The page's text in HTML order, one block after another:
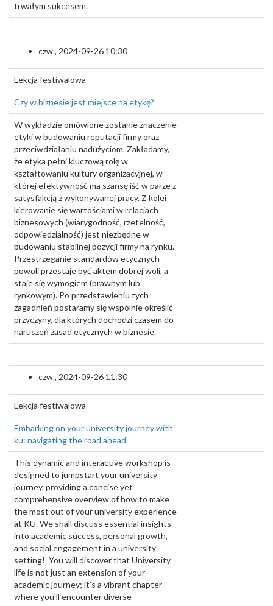
trwałym sukcesem.
czw., 2024-09-26 10:30
Lekcja festiwalowa
Czy w biznesie jest miejsce na etykę?
W wykładzie omówione zostanie znaczenie
etyki w budowaniu reputacji firmy oraz
przeciwdziałaniu nadużyciom. Zakładamy,
że etyka pełni kluczową rolę w
kształtowaniu kultury organizacyjnej, w
której efektywność ma szansę iść w parze z
satysfakcją z wykonywanej pracy. Z kolei
kierowanie się wartościami w relacjach
biznesowych (wiarygodność, rzetelność,
odpowiedzialność) jest niezbędne w
budowaniu stabilnej pozycji firmy na rynku.
Przestrzeganie standardów etycznych
powoli przestaje być aktem dobrej woli, a
staje się wymogiem (prawnym lub
rynkowym). Po przedstawieniu tych
zagadnień postaramy się wspólnie określić
przyczyny, dla których dochodzi czasem do
naruszeń zasad etycznych w biznesie.
czw., 2024-09-26 11:30
Lekcja festiwalowa
Embarking on your university journey with
ku: navigating the road ahead
This dynamic and interactive workshop is
designed to jumpstart your university
journey, providing a concise yet
comprehensive overview of how to make
the most out of your university experience
at KU. We shall discuss essential insights
into academic success, personal growth,
and social engagement in a university
setting! You will discover that University
life is not just an extension of your
academic journey; it's a vibrant chapter
where you'll encounter diverse